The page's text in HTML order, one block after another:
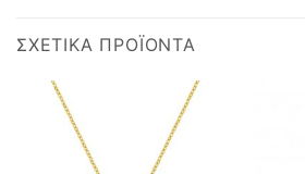
ΣΧΕΤΙΚΆ ΠΡΟΪΌΝΤΑ